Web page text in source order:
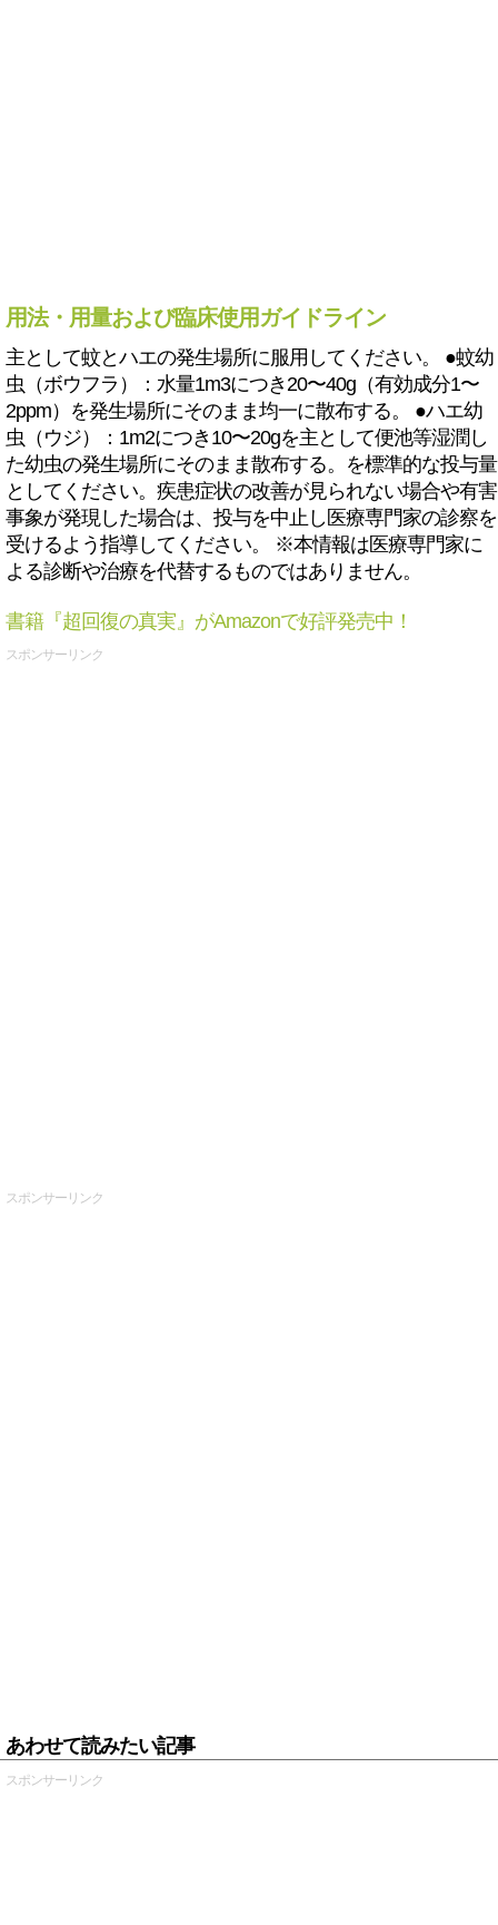
用法・用量および臨床使用ガイドライン
主として蚊とハエの発生場所に服用してください。 ●蚊幼
虫（ボウフラ）：水量1m3につき20〜40g（有効成分1〜
2ppm）を発生場所にそのまま均一に散布する。 ●ハエ幼
虫（ウジ）：1m2につき10〜20gを主として便池等湿潤し
た幼虫の発生場所にそのまま散布する。を標準的な投与量
としてください。疾患症状の改善が見られない場合や有害
事象が発現した場合は、投与を中止し医療専門家の診察を
受けるよう指導してください。 ※本情報は医療専門家に
よる診断や治療を代替するものではありません。
書籍『超回復の真実』がAmazonで好評発売中！
スポンサーリンク
スポンサーリンク
あわせて読みたい記事
スポンサーリンク